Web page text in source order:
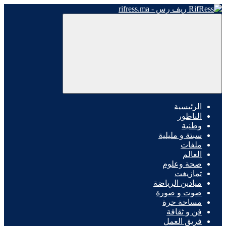
الرئيسية
الناظور
وطنية
سبتة و مليلية
ملفات
العالم
صحة وعلوم
تمازيغت
ميادين الرياضة
صوت و صورة
مساحة حرة
فن و ثقافة
فريق العمل